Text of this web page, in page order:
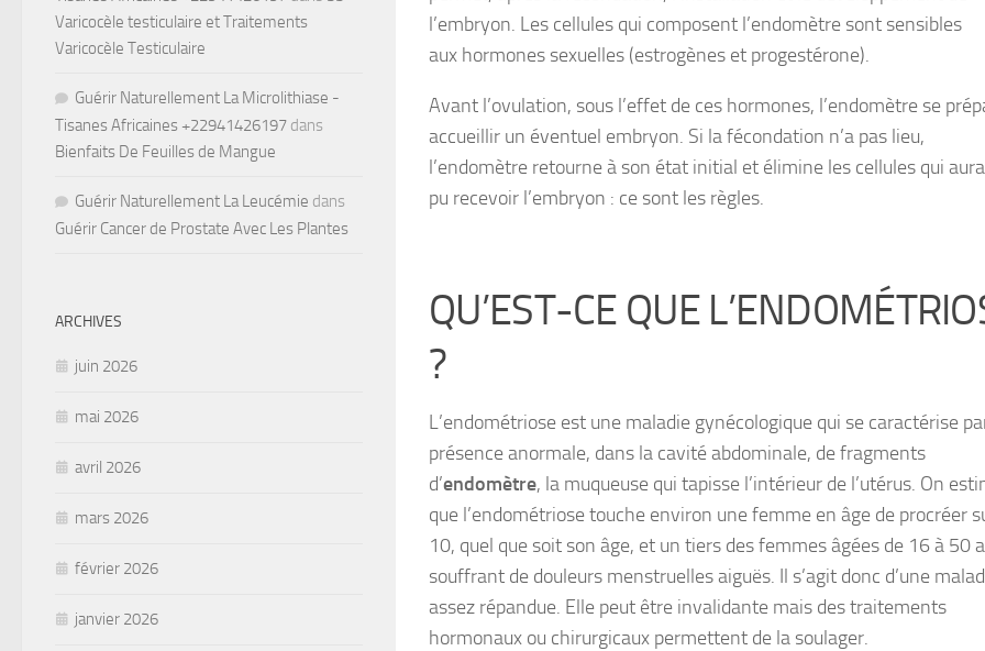
l’embryon. Les cellules qui composent l’endomètre sont sensibles
aux hormones sexuelles (estrogènes et progestérone).
Avant l’ovulation, sous l’effet de ces hormones, l’endomètre se
accueillir un éventuel embryon. Si la fécondation n’a pas lieu,
l’endomètre retourne à son état initial et élimine les cellules qui
pu recevoir l’embryon : ce sont les règles.
QU’EST-CE QUE
?
L’endométriose est une maladie gynécologique qui se caractérise
présence anormale, dans la cavité abdominale, de fragments
d’endomètre, la muqueuse qui tapisse l’intérieur de l’utérus. On
que l’endométriose touche environ une femme en âge de procréer
10, quel que soit son âge, et un tiers des femmes âgées de 16 à 50
souffrant de douleurs menstruelles aiguës. Il s’agit donc d’une
assez répandue. Elle peut être invalidante mais des traitements
hormonaux ou chirurgicaux permettent de la soulager.
Varicocèle testiculaire et Traitements
Varicocèle Testiculaire
Guérir Naturellement La Microlithiase -
Tisanes Africaines +22941426197 dans
Bienfaits De Feuilles de Mangue
Guérir Naturellement La Leucémie dans
Guérir Cancer de Prostate Avec Les Plantes
ARCHIVES
juin 2026
mai 2026
avril 2026
mars 2026
février 2026
janvier 2026